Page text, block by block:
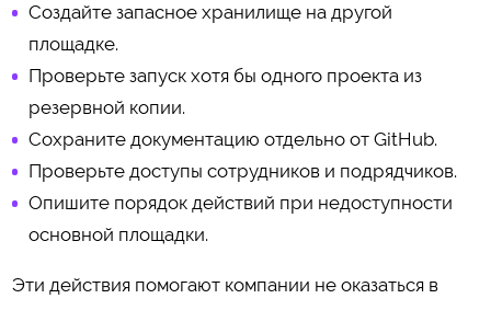
Создайте запасное хранилище на другой
площадке.
Проверьте запуск хотя бы одного проекта из
резервной копии.
Сохраните документацию отдельно от GitHub.
Проверьте доступы сотрудников и подрядчиков.
Опишите порядок действий при недоступности
основной площадки.
Эти действия помогают компании не оказаться в